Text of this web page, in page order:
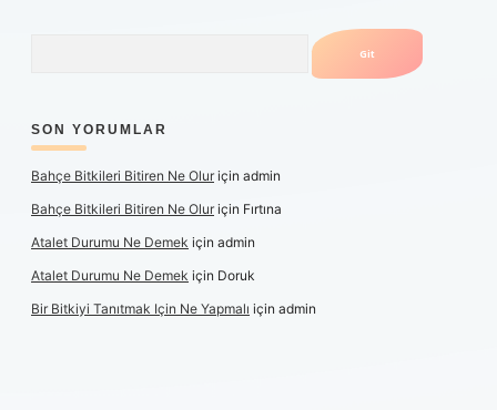
SON YORUMLAR
Bahçe Bitkileri Bitiren Ne Oluriçin admin
Bahçe Bitkileri Bitiren Ne Oluriçin Fırtına
Atalet Durumu Ne Demek için admin
Atalet Durumu Ne Demek için Doruk
Bir Bitkiyi Tanıtmak Için Ne Yapmalı için admin